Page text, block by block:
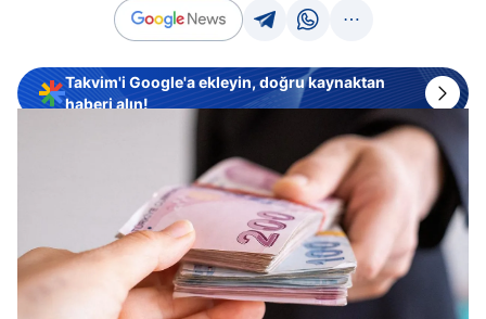
Takvim'i Google'a ekleyin, doğru kaynaktan
haberi alın!